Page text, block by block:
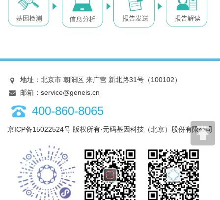
地址：北京市 朝阳区 来广营 新北路31号（100102）
邮箱：service@geneis.cn
400-860-8065
京ICP备15022524号 版权所有·元码基因科技（北京）股份有限公司